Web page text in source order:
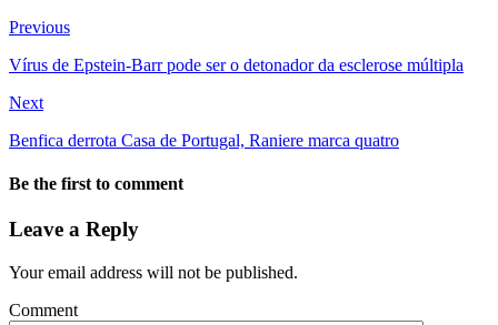
Previous
Vírus de Epstein-Barr pode ser o detonador da esclerose múltipla
Next
Benfica derrota Casa de Portugal, Raniere marca quatro
Be the first to comment
Leave a Reply
Your email address will not be published.
Comment